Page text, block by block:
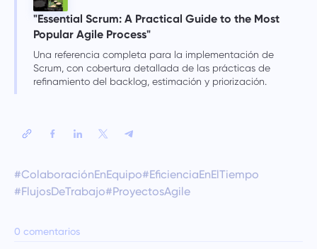
"Essential Scrum: A Practical Guide to the Most
Popular Agile Process"
Una referencia completa para la implementación de
Scrum, con cobertura detallada de las prácticas de
refinamiento del backlog, estimación y priorización.
#ColaboraciónEnEquipo#EficienciaEnElTiempo
#FlujosDeTrabajo#ProyectosAgile
0 comentarios